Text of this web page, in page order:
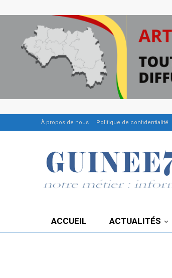
À propos de nous Politique de confidentialité
ACCUEIL ACTUALITÉS